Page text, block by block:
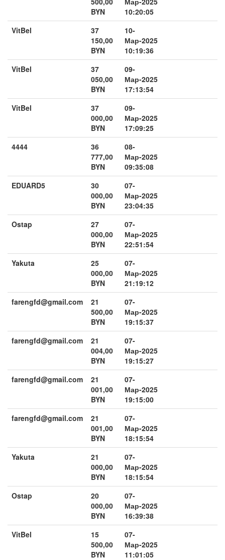
BYN
10:20:05
VitBel
37
150,00
BYN
10-
Мар-2025
10:19:36
VitBel
37
050,00
BYN
09-
Мар-2025
17:13:54
VitBel
37
000,00
BYN
09-
Мар-2025
17:09:25
4444
36
777,00
BYN
08-
Мар-2025
09:35:08
EDUARD5
30
000,00
BYN
07-
Мар-2025
23:04:35
Ostap
27
000,00
BYN
07-
Мар-2025
22:51:54
Yakuta
25
000,00
BYN
07-
Мар-2025
21:19:12
farengfd@gmail.com
21
500,00
BYN
07-
Мар-2025
19:15:37
farengfd@gmail.com
21
004,00
BYN
07-
Мар-2025
19:15:27
farengfd@gmail.com
21
001,00
BYN
07-
Мар-2025
19:15:00
farengfd@gmail.com
21
001,00
BYN
07-
Мар-2025
18:15:54
Yakuta
21
000,00
BYN
07-
Мар-2025
18:15:54
Ostap
20
000,00
BYN
07-
Мар-2025
16:39:38
VitBel
15
500,00
BYN
07-
Мар-2025
11:01:05